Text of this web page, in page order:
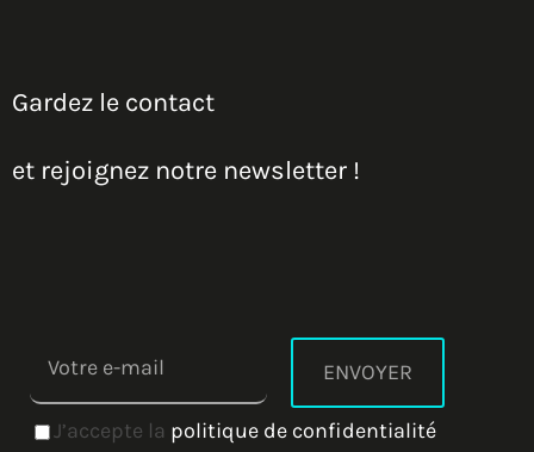
Gardez le contact
et rejoignez notre newsletter !
J’accepte la politique de confidentialité